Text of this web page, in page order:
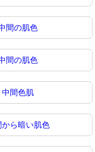
間の肌色
間の肌色
中間色肌
ら暗い肌色